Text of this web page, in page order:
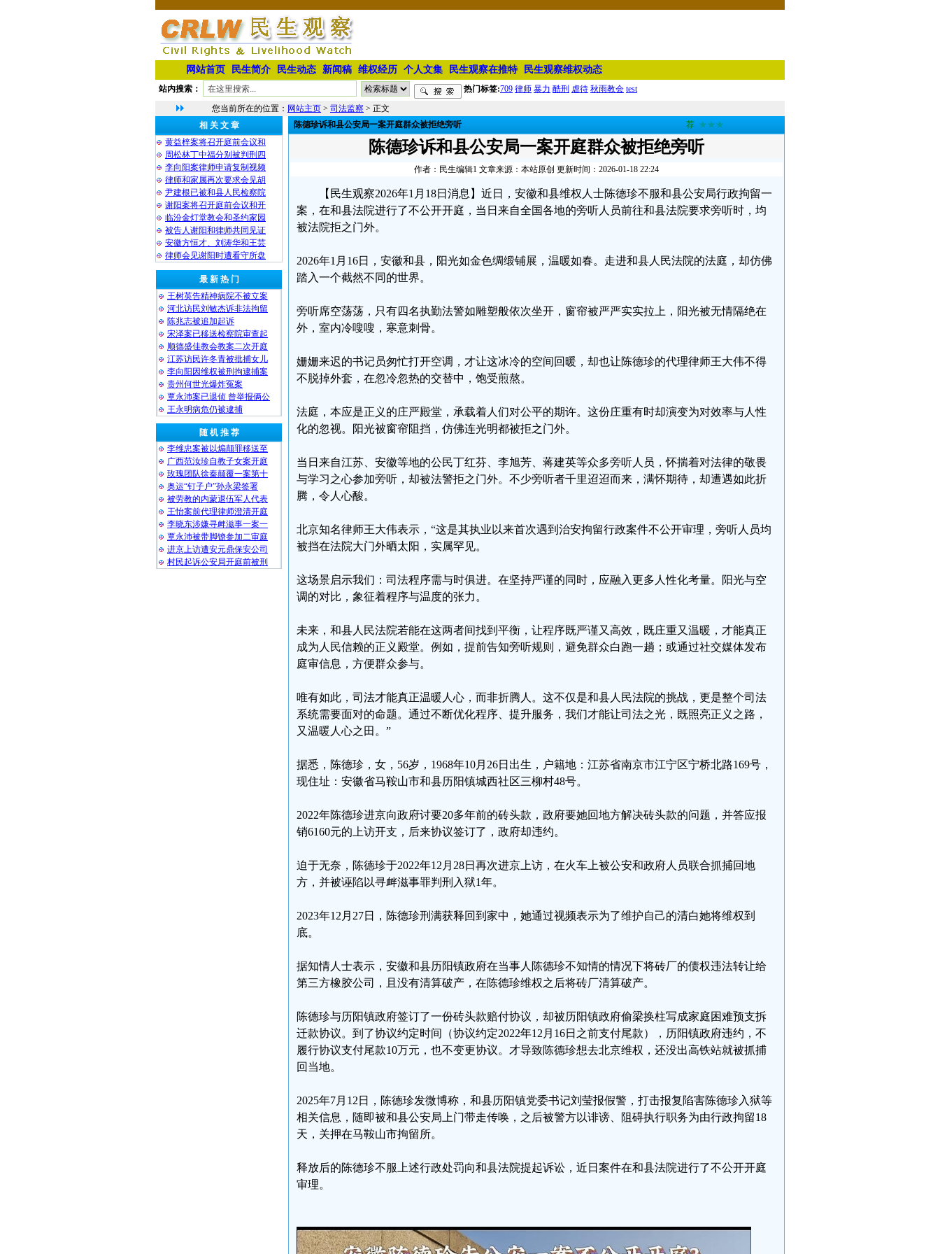
网站首页 民生简介 民生动态 新闻稿 维权经历 个人文集 民生观察在推特 民生观察维权动态
站内搜索： 热门标签:709 律师 暴力 酷刑 虐待 秋雨教会 test
您当前所在的位置： 网站主页 > 司法监察 > 正文
相 关 文 章
黄益梓案将召开庭前会议和
周松林丁中福分别被判刑四
李向阳案律师申请复制视频
律师和家属再次要求会见胡
尹建根已被和县人民检察院
谢阳案将召开庭前会议和开
临汾金灯堂教会和圣约家园
被告人谢阳和律师共同见证
安徽方恒才、刘涛华和王芸
律师会见谢阳时遭看守所盘
最 新 热 门
王树英告精神病院不被立案
河北访民刘敏杰诉非法拘留
陈兆志被追加起诉
宋泽案已移送检察院审查起
顺德盛佳教会教案二次开庭
江苏访民许冬青被批捕女儿
李向阳因维权被刑拘逮捕案
贵州何世光爆炸冤案
覃永沛案已退侦 曾举报俩公
王永明病危仍被逮捕
随 机 推 荐
李维忠案被以煽颠罪移送至
广西范汝珍自教子女案开庭
玫瑰团队徐秦颠覆一案第十
奥运“钉子户”孙永梁签署
被劳教的内蒙退伍军人代表
王怡案前代理律师澄清开庭
李晓东涉嫌寻衅滋事一案一
覃永沛被带脚镣参加二审庭
进京上访遭安元鼎保安公司
村民起诉公安局开庭前被刑
陈德珍诉和县公安局一案开庭群众被拒绝旁听 荐 ★★★
陈德珍诉和县公安局一案开庭群众被拒绝旁听
作者：民生编辑1 文章来源：本站原创 更新时间：2026-01-18 22:24
【民生观察2026年1月18日消息】近日，安徽和县维权人士陈德珍不服和县公安局行政拘留一
案，在和县法院进行了不公开开庭，当日来自全国各地的旁听人员前往和县法院要求旁听时，均
被法院拒之门外。
2026年1月16日，安徽和县，阳光如金色绸缎铺展，温暖如春。走进和县人民法院的法庭，却仿佛
踏入一个截然不同的世界。
旁听席空荡荡，只有四名执勤法警如雕塑般依次坐开，窗帘被严严实实拉上，阳光被无情隔绝在
外，室内冷嗖嗖，寒意刺骨。
姗姗来迟的书记员匆忙打开空调，才让这冰冷的空间回暖，却也让陈德珍的代理律师王大伟不得
不脱掉外套，在忽冷忽热的交替中，饱受煎熬。
法庭，本应是正义的庄严殿堂，承载着人们对公平的期许。这份庄重有时却演变为对效率与人性
化的忽视。阳光被窗帘阻挡，仿佛连光明都被拒之门外。
当日来自江苏、安徽等地的公民丁红芬、李旭芳、蒋建英等众多旁听人员，怀揣着对法律的敬畏
与学习之心参加旁听，却被法警拒之门外。不少旁听者千里迢迢而来，满怀期待，却遭遇如此折
腾，令人心酸。
北京知名律师王大伟表示，“这是其执业以来首次遇到治安拘留行政案件不公开审理，旁听人员均
被挡在法院大门外晒太阳，实属罕见。
这场景启示我们：司法程序需与时俱进。在坚持严谨的同时，应融入更多人性化考量。阳光与空
调的对比，象征着程序与温度的张力。
未来，和县人民法院若能在这两者间找到平衡，让程序既严谨又高效，既庄重又温暖，才能真正
成为人民信赖的正义殿堂。例如，提前告知旁听规则，避免群众白跑一趟；或通过社交媒体发布
庭审信息，方便群众参与。
唯有如此，司法才能真正温暖人心，而非折腾人。这不仅是和县人民法院的挑战，更是整个司法
系统需要面对的命题。通过不断优化程序、提升服务，我们才能让司法之光，既照亮正义之路，
又温暖人心之田。”
据悉，陈德珍，女，56岁，1968年10月26日出生，户籍地：江苏省南京市江宁区宁桥北路169号，
现住址：安徽省马鞍山市和县历阳镇城西社区三柳村48号。
2022年陈德珍进京向政府讨要20多年前的砖头款，政府要她回地方解决砖头款的问题，并答应报
销6160元的上访开支，后来协议签订了，政府却违约。
迫于无奈，陈德珍于2022年12月28日再次进京上访，在火车上被公安和政府人员联合抓捕回地
方，并被诬陷以寻衅滋事罪判刑入狱1年。
2023年12月27日，陈德珍刑满获释回到家中，她通过视频表示为了维护自己的清白她将维权到
底。
据知情人士表示，安徽和县历阳镇政府在当事人陈德珍不知情的情况下将砖厂的债权违法转让给
第三方橡胶公司，且没有清算破产，在陈德珍维权之后将砖厂清算破产。
陈德珍与历阳镇政府签订了一份砖头款赔付协议，却被历阳镇政府偷梁换柱写成家庭困难预支拆
迁款协议。到了协议约定时间（协议约定2022年12月16日之前支付尾款），历阳镇政府违约，不
履行协议支付尾款10万元，也不变更协议。才导致陈德珍想去北京维权，还没出高铁站就被抓捕
回当地。
2025年7月12日，陈德珍发微博称，和县历阳镇党委书记刘莹报假警，打击报复陷害陈德珍入狱等
相关信息，随即被和县公安局上门带走传唤，之后被警方以诽谤、阻碍执行职务为由行政拘留18
天，关押在马鞍山市拘留所。
释放后的陈德珍不服上述行政处罚向和县法院提起诉讼，近日案件在和县法院进行了不公开开庭
审理。